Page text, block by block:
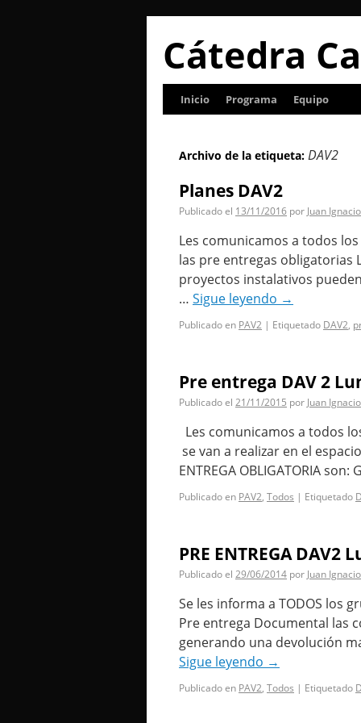
Cátedra
Inicio Programa Equipo
Archivo de la etiqueta: DAV2
Planes DAV2
Publicado el 13/11/2016 por Juan Ignacio
Les comunicamos a todos
las pre entregas obligatorias
proyectos instalativos
… Sigue leyendo →
Publicado en PAV2 | Etiquetado DAV2,
Pre entrega DAV 2
Publicado el 21/11/2015 por Juan Ignacio
Les comunicamos a todos
se van a realizar en el
ENTREGA OBLIGATORIA
Publicado en PAV2, Todos | Etiquetado
PRE ENTREGA
Publicado el 29/06/2014 por Juan Ignacio
Se les informa a TODOS los
Pre entrega Documental las
generando una devolución
Sigue leyendo →
Publicado en PAV2, Todos | Etiquetado